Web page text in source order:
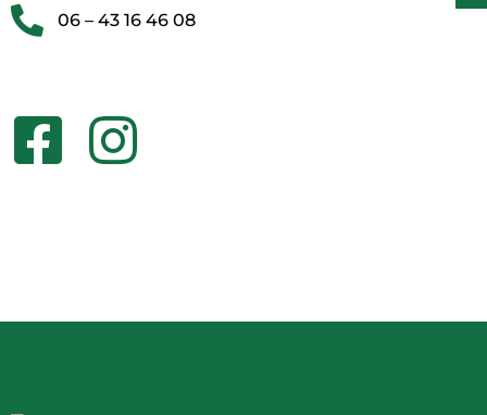
06 – 43 16 46 08